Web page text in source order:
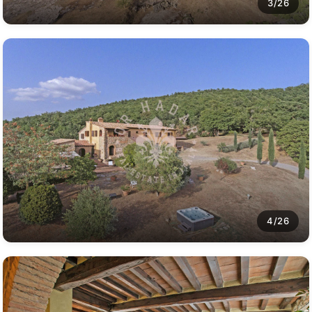
3/26
4/26